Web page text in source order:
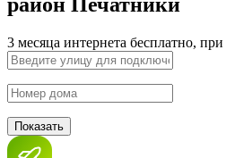
район Печатники
3 месяца интернета бесплатно, при
Показать